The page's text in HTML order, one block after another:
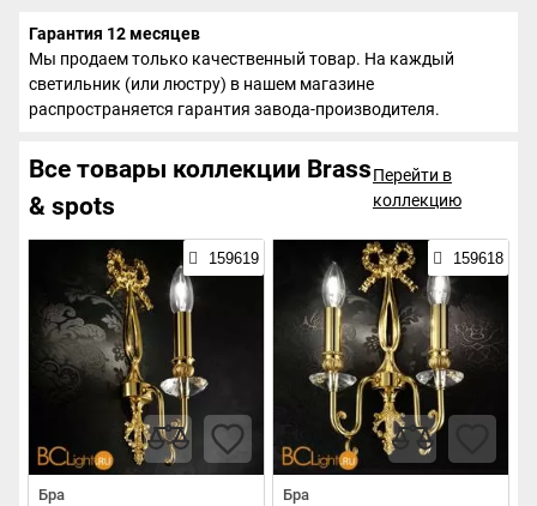
Гарантия 12 месяцев
Мы продаем только качественный товар. На каждый
светильник (или люстру) в нашем магазине
распространяется гарантия завода-производителя.
Все товары коллекции Brass
& spots
Перейти в
коллекцию
159619
Бра
159618
Бра